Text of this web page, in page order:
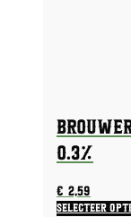
0.3%
€ 2,59
Selecteer